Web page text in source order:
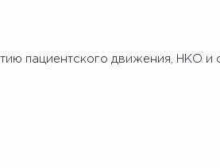
пациентского движения, НКО и